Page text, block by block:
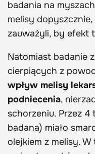
badania na
melisy
zauważyli, by efekt
Natomiast badanie
cierpiących z
wpływ melisy
podniecenia,
schorzeniu. Przez
badana) miało
olejkiem z melisy.